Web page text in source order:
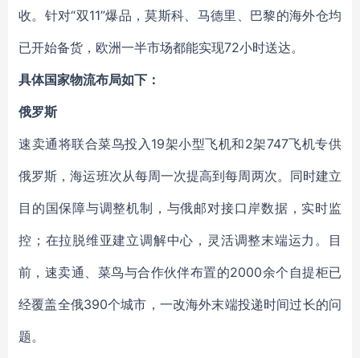
收。针对“双11”爆品，莫斯科、马德里、巴黎的海外仓均
已开始备货，欧洲一半市场都能实现72小时送达。
具体国家物流布局如下：
俄罗斯
速卖通将联合菜鸟投入19架小型飞机和2架747飞机专供
俄罗斯，海运班次从每周一次提高到每周两次。同时建立
目的国保障与调整机制，与俄邮对接口岸数据，实时监
控；在拉脱维亚建立调解中心，灵活调整末端运力。目
前，速卖通、菜鸟与合作伙伴布置的2000余个自提柜已
经覆盖全俄390个城市，一改海外末端投递时间过长的问
题。